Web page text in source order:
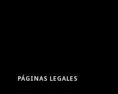
PÁGINAS LEGALES